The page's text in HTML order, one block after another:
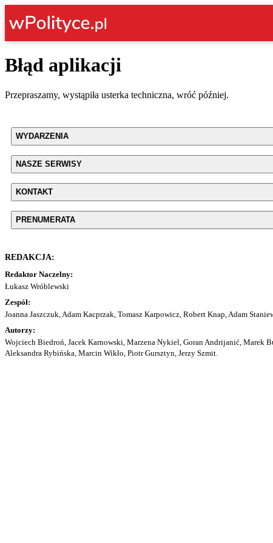
Błąd aplikacji
Przepraszamy, wystąpiła usterka techniczna, wróć później.
WYDARZENIA
NASZE SERWISY
KONTAKT
PRENUMERATA
REDAKCJA:
Redaktor Naczelny:
Łukasz Wróblewski
Zespół:
Joanna Jaszczuk, Adam Kacprzak, Tomasz Karpowicz, Robert Knap, Adam
Autorzy:
Wojciech Biedroń, Jacek Karnowski, Marzena Nykiel, Goran Andrijanić, Marek
Aleksandra Rybińska, Marcin Wikło, Piotr Gursztyn, Jerzy Szmit.